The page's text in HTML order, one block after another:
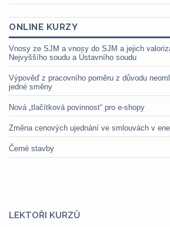
ONLINE KURZY
Vnosy ze SJM a vnosy do SJM a jejich
Nejvyššího soudu a Ústavního soudu
Výpověď z pracovního poměru z důvodu
jedné směny
Nová „tlačítková povinnost“ pro e-shopy
Změna cenových ujednání ve smlouvách v
Černé stavby
LEKTOŘI KURZŮ